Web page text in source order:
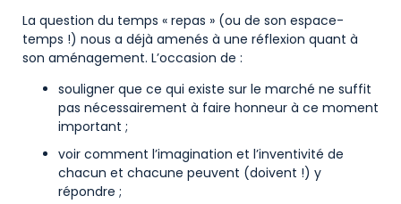
La question du temps « repas » (ou de son espace-
temps !) nous a déjà amenés à une réflexion quant à
son aménagement. L’occasion de :
souligner que ce qui existe sur le marché ne suffit
pas nécessairement à faire honneur à ce moment
important ;
voir comment l’imagination et l’inventivité de
chacun et chacune peuvent (doivent !) y
répondre ;